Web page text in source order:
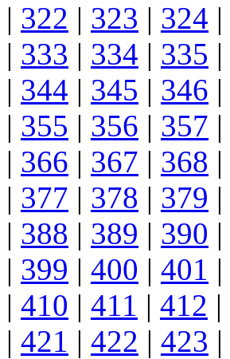
| 322 | 323 | 324 |
| 333 | 334 | 335 |
| 344 | 345 | 346 |
| 355 | 356 | 357 |
| 366 | 367 | 368 |
| 377 | 378 | 379 |
| 388 | 389 | 390 |
| 399 | 400 | 401 |
| 410 | 411 | 412 |
| 421 | 422 | 423 |